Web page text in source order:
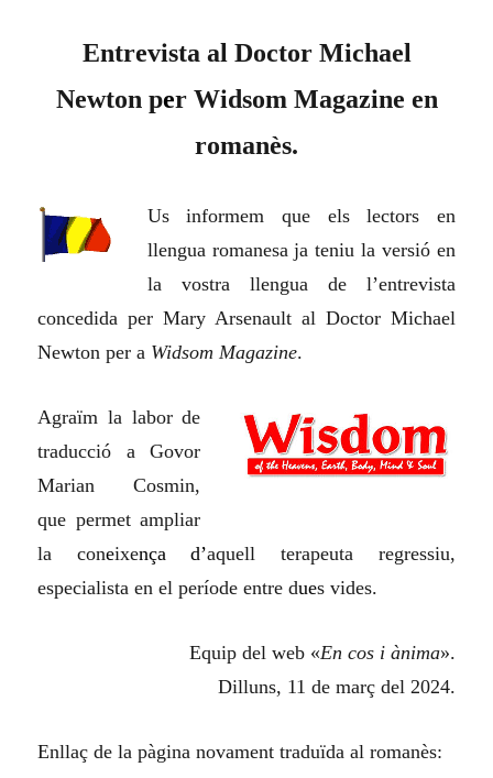
Entrevista al Doctor Michael
Newton per Widsom Magazine en
romanès.
Us informem que els lectors en
llengua romanesa ja teniu la versió en
la vostra llengua de l’entrevista
concedida per Mary Arsenault al Doctor Michael
Newton per a Widsom Magazine.
Agraïm la labor de
traducció a Govor
Marian Cosmin,
que permet ampliar
la coneixença d’aquell terapeuta regressiu,
especialista en el període entre dues vides.
Equip del web «En cos i ànima».
Dilluns, 11 de març del 2024.
Enllaç de la pàgina novament traduïda al romanès: